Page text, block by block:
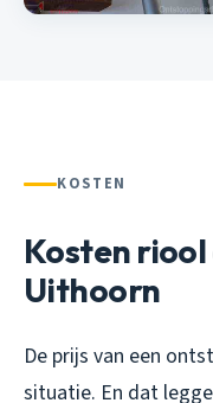
KOSTEN
Kosten
Uithoorn
De prijs van een
situatie. En dat